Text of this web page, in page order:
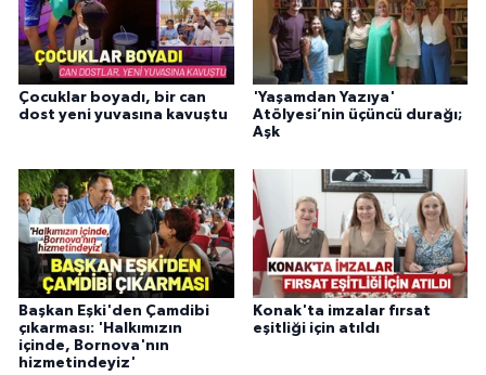
Çocuklar boyadı, bir can
dost yeni yuvasına kavuştu
'Yaşamdan Yazıya'
Atölyesi’nin üçüncü durağı;
Aşk
Başkan Eşki'den Çamdibi
çıkarması: 'Halkımızın
içinde, Bornova'nın
hizmetindeyiz'
Konak'ta imzalar fırsat
eşitliği için atıldı